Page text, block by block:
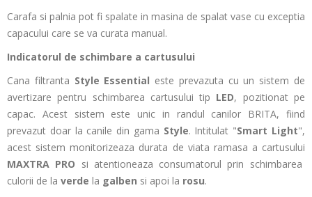
Carafa si palnia pot fi spalate in masina de spalat vase cu exceptia
capacului care se va curata manual.
Indicatorul de schimbare a cartusului
Cana filtranta Style Essential este prevazuta cu un sistem de
avertizare pentru schimbarea cartusului tip LED, pozitionat pe
capac. Acest sistem este unic in randul canilor BRITA, fiind
prevazut doar la canile din gama Style. Intitulat "Smart Light",
acest sistem monitorizeaza durata de viata ramasa a cartusului
MAXTRA PRO si atentioneaza consumatorul prin schimbarea
culorii de la verde la galben si apoi la rosu.